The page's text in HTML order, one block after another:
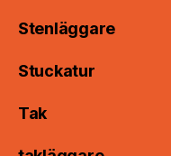
Stenläggare
Stuckatur
Tak